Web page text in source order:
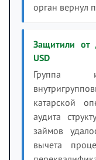
орган вернул
Защитили от
USD
Группа
катарской
аудита
займов
вычета